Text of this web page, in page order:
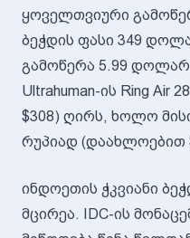
ყოველთვიური
ბეჭდის ფასი 349
გამოწერა 5.99
Ultrahuman-ის Ring Air
$308) ღირს, ხოლო
რუპიად (დაახლოებით
ინდოეთის ჭკვიანი
მცირეა. IDC-ის